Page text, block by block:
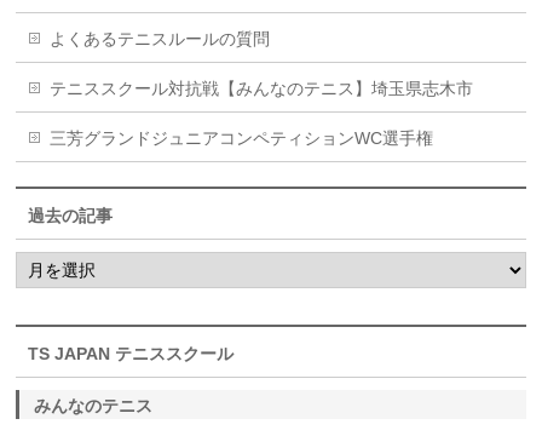
よくあるテニスルールの質問
テニススクール対抗戦【みんなのテニス】埼玉県志木市
三芳グランドジュニアコンペティションWC選手権
過去の記事
過
去
の
TS JAPAN テニススクール
みんなのテニス